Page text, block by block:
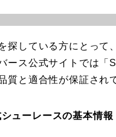
探している方にとって、
ース公式サイトでは「
質と適合性が保証され
ューレースの基本情報